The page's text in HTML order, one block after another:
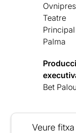
Teatre
Palma
Bet Palou
Veure fitxa